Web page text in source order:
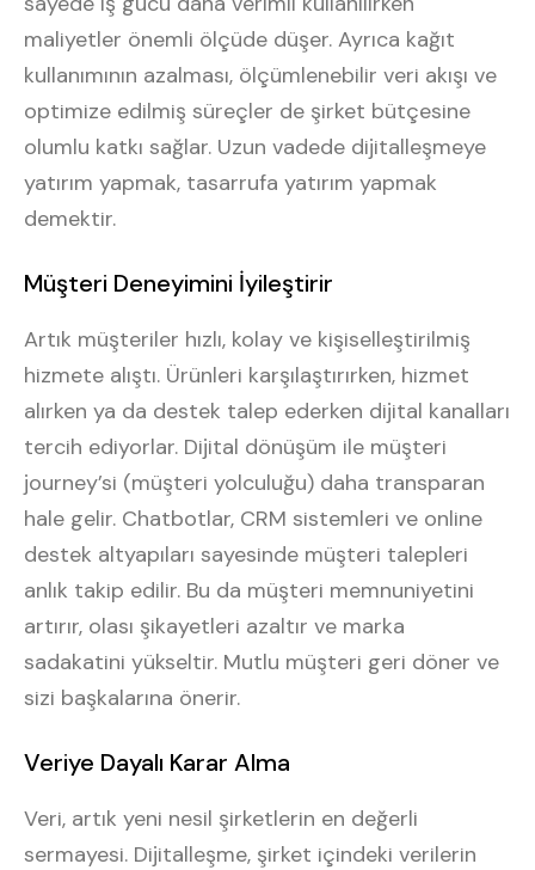
maliyetler önemli ölçüde düşer. Ayrıca kağıt
kullanımının azalması, ölçümlenebilir veri akışı ve
optimize edilmiş süreçler de şirket bütçesine
olumlu katkı sağlar. Uzun vadede dijitalleşmeye
yatırım yapmak, tasarrufa yatırım yapmak
demektir.
Müşteri Deneyimini İyileştirir
Artık müşteriler hızlı, kolay ve kişiselleştirilmiş
hizmete alıştı. Ürünleri karşılaştırırken, hizmet
alırken ya da destek talep ederken dijital kanalları
tercih ediyorlar. Dijital dönüşüm ile müşteri
journey’si (müşteri yolculuğu) daha transparan
hale gelir. Chatbotlar, CRM sistemleri ve online
destek altyapıları sayesinde müşteri talepleri
anlık takip edilir. Bu da müşteri memnuniyetini
artırır, olası şikayetleri azaltır ve marka
sadakatini yükseltir. Mutlu müşteri geri döner ve
sizi başkalarına önerir.
Veriye Dayalı Karar Alma
Veri, artık yeni nesil şirketlerin en değerli
sermayesi. Dijitalleşme, şirket içindeki verilerin